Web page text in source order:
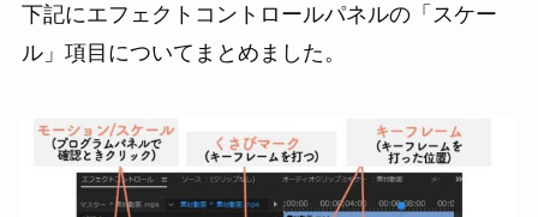
下記にエフェクトコントロールパネルの「スケー
ル」項目についてまとめました。